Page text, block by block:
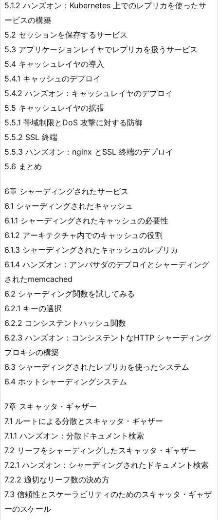
5.1.2 ハンズオン：Kubernetes 上でのレプリカを使ったサ
ービスの構築
5.2 セッションを保存するサービス
5.3 アプリケーションレイヤでレプリカを扱うサービス
5.4 キャッシュレイヤの導入
5.4.1 キャッシュのデプロイ
5.4.2 ハンズオン：キャッシュレイヤのデプロイ
5.5 キャッシュレイヤの拡張
5.5.1 帯域制限とDoS 攻撃に対する防御
5.5.2 SSL 終端
5.5.3 ハンズオン：nginx とSSL 終端のデプロイ
5.6 まとめ
6章 シャーディングされたサービス
6.1 シャーディングされたキャッシュ
6.1.1 シャーディングされたキャッシュの必要性
6.1.2 アーキテクチャ内でのキャッシュの役割
6.1.3 シャーディングされたキャッシュのレプリカ
6.1.4 ハンズオン：アンバサダのデプロイとシャーディング
されたmemcached
6.2 シャーディング関数を試してみる
6.2.1 キーの選択
6.2.2 コンシステントハッシュ関数
6.2.3 ハンズオン：コンシステントなHTTP シャーディング
プロキシの構築
6.3 シャーディングされたレプリカを使ったシステム
6.4 ホットシャーディングシステム
7章 スキャッタ・ギャザー
7.1 ルートによる分散とスキャッタ・ギャザー
7.1.1 ハンズオン：分散ドキュメント検索
7.2 リーフをシャーディングしたスキャッタ・ギャザー
7.2.1 ハンズオン：シャーディングされたドキュメント検索
7.2.2 適切なリーフ数の決め方
7.3 信頼性とスケーラビリティのためのスキャッタ・ギャザ
ーのスケール